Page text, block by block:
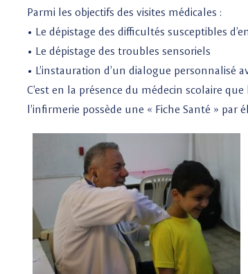
Parmi les objectifs des visites médicales :
• Le dépistage des difficultés susceptibles
• Le dépistage des troubles sensoriels
• L’instauration d’un dialogue personnalisé
C’est en la présence du médecin scolaire
l’infirmerie possède une « Fiche Santé » par